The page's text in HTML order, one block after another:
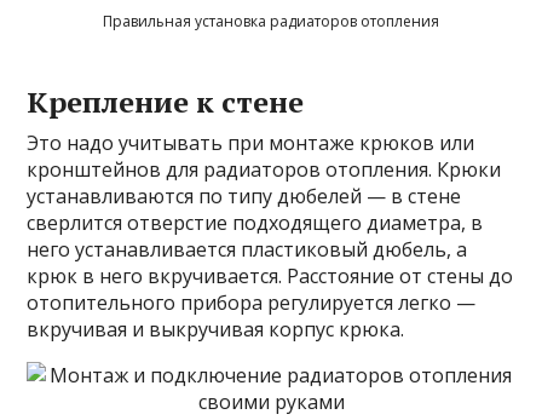
Правильная установка радиаторов отопления
Крепление к стене
Это надо учитывать при монтаже крюков или
кронштейнов для радиаторов отопления. Крюки
устанавливаются по типу дюбелей — в стене
сверлится отверстие подходящего диаметра, в
него устанавливается пластиковый дюбель, а
крюк в него вкручивается. Расстояние от стены до
отопительного прибора регулируется легко —
вкручивая и выкручивая корпус крюка.